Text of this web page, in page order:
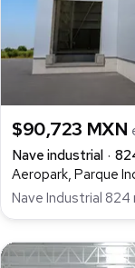
$90,723 MXN
Nave industrial
Aeropark, Parque
Nave Industrial 824